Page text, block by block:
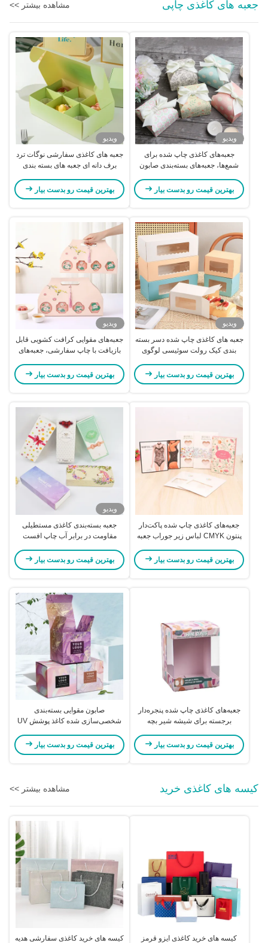
جعبه های کاغذی چاپی مشاهده بیشتر >>
ویدیو
جعبه‌های کاغذی چاپ شده برای
شمع‌ها، جعبه‌های بسته‌بندی صابون
بهترین قیمت رو بدست بیار
ویدیو
جعبه های کاغذی سفارشی نوگات ترد
برف دانه ای جعبه های بسته بندی
بهترین قیمت رو بدست بیار
ویدیو
جعبه های کاغذی چاپ شده دسر بسته
بندی کیک رولت سوئیسی لوگوی
بهترین قیمت رو بدست بیار
ویدیو
جعبه‌های مقوایی کرافت کشویی قابل
بازیافت با چاپ سفارشی، جعبه‌های
بهترین قیمت رو بدست بیار
جعبه‌های کاغذی چاپ شده پاکت‌دار
پنتون CMYK لباس زیر جوراب جعبه
بهترین قیمت رو بدست بیار
ویدیو
جعبه بسته‌بندی کاغذی مستطیلی
مقاومت در برابر آب چاپ افست
بهترین قیمت رو بدست بیار
جعبه‌های کاغذی چاپ شده پنجره‌دار
برجسته برای شیشه شیر بچه
بهترین قیمت رو بدست بیار
صابون مقوایی بسته‌بندی
شخصی‌سازی شده کاغذ پوشش UV
بهترین قیمت رو بدست بیار
کیسه های کاغذی خرید مشاهده بیشتر >>
کیسه های خرید کاغذی ایزو قرمز
کیسه های خرید کاغذی سفارشی هدیه